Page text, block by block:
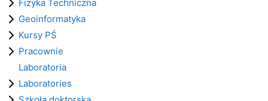
Fizyka Techniczna
Geoinformatyka
Kursy PŚ
Pracownie
Laboratoria
Laboratories